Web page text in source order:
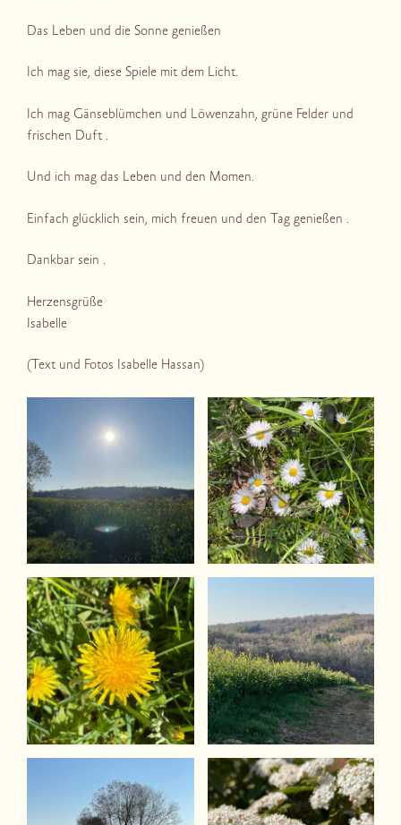
Das Leben und die Sonne genießen
Ich mag sie, diese Spiele mit dem Licht.
Ich mag Gänseblümchen und Löwenzahn, grüne Felder und
frischen Duft .
Und ich mag das Leben und den Momen.
Einfach glücklich sein, mich freuen und den Tag genießen .
Dankbar sein .
Herzensgrüße
Isabelle
(Text und Fotos Isabelle Hassan)